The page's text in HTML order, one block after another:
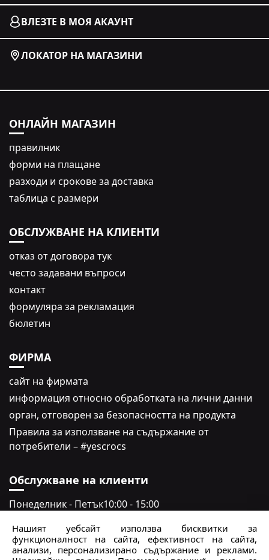
ВЛЕЗТЕ В МОЯ АКАУНТ
ЛОКАТОР НА МАГАЗИНИ
ОНЛАЙН МАГАЗИН
правилник
форми на плащане
разходи и срокове за доставка
таблица с размери
ОБСЛУЖВАНЕ НА КЛИЕНТИ
oтказ от договора тук
често задавани въпроси
контакт
формуляра за рекламация
бюлетин
ФИРМА
сайт на фирмата
информация относно обработката на лични данни
oрган, отговорен за безопасността на продукта
Правила за използване на съдържание от
потребители – #yescrocs
Обслужване на клиенти
Понеделник - Петък10:00 - 15:00
crocs.bg@intersocks.pl
Нашият уебсайт използва бисквитки за
функционалност на сайта, ефективност на сайта,
анализи, персонализирано съдържание и реклами.